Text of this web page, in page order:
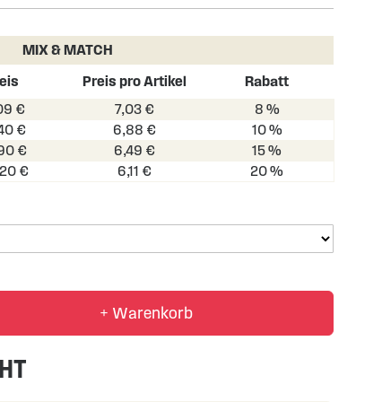
MIX & MATCH
Preis pro Artikel
Rabatt
€ 7,03 €
8 %
€ 6,88 €
10 %
€ 6,49 €
15 %
€ 6,11 € 20 %
+ Warenkorb